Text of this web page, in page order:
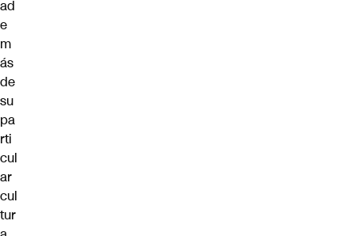
ad
e
m
ás
de
su
pa
rti
cul
ar
cul
tur